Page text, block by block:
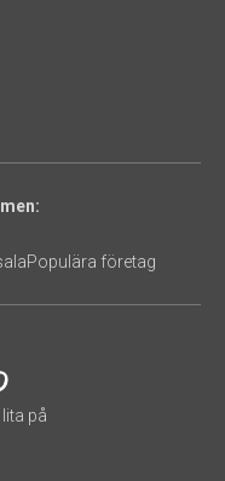
Populära företag
på